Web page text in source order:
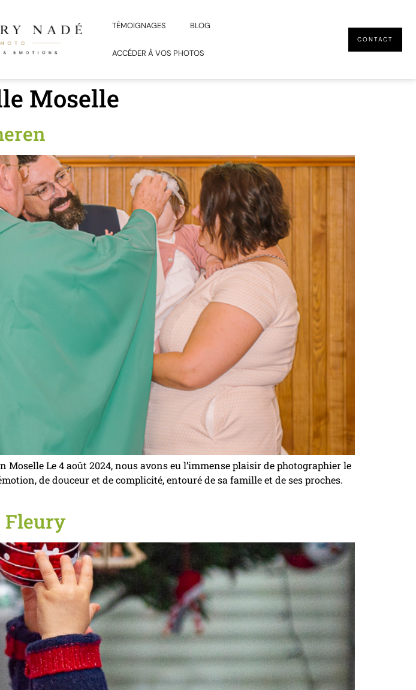
TÉMOIGNAGES BLOG
ACCÉDER À VOS PHOTOS
CONTACT
Moselle
Moselle Le 4 août 2024, nous avons eu l’immense plaisir de photographier le
de douceur et de complicité, entouré de sa famille et de ses proches.
Fleury